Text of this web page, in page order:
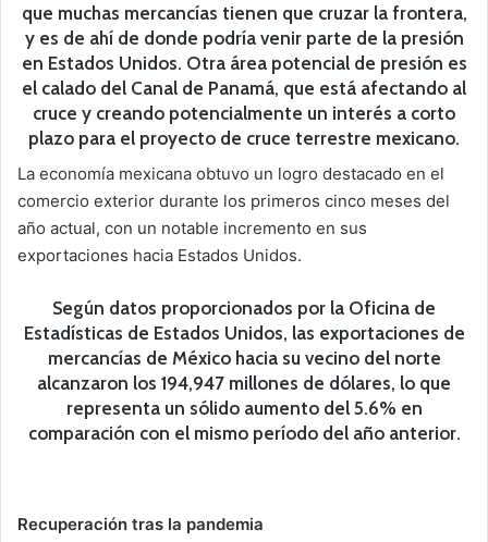
que muchas mercancías tienen que cruzar la frontera,
y es de ahí de donde podría venir parte de la presión
en Estados Unidos. Otra área potencial de presión es
el calado del Canal de Panamá, que está afectando al
cruce y creando potencialmente un interés a corto
plazo para el proyecto de cruce terrestre mexicano.
La economía mexicana obtuvo un logro destacado en el
comercio exterior durante los primeros cinco meses del
año actual, con un notable incremento en sus
exportaciones hacia Estados Unidos.
Según datos proporcionados por la Oficina de
Estadísticas de Estados Unidos, las exportaciones de
mercancías de México hacia su vecino del norte
alcanzaron los 194,947 millones de dólares, lo que
representa un sólido aumento del 5.6% en
comparación con el mismo período del año anterior.
Recuperación tras la pandemia